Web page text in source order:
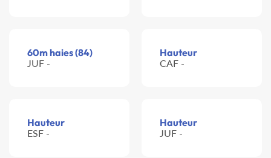
60m haies (84)
JUF -
Hauteur
CAF -
Hauteur
ESF -
Hauteur
JUF -